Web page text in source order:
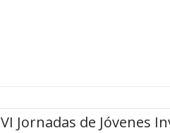
VI Jornadas de Jóvenes